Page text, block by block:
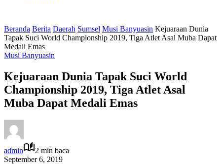
Beranda Berita Daerah Sumsel Musi Banyuasin Kejuaraan Dunia
Tapak Suci World Championship 2019, Tiga Atlet Asal Muba Dapat
Medali Emas
Musi Banyuasin
Kejuaraan Dunia Tapak Suci World
Championship 2019, Tiga Atlet Asal
Muba Dapat Medali Emas
admin
2 min baca
September 6, 2019